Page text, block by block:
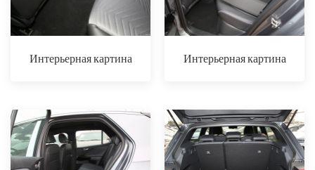
Интерьерная картина Интерьерная картина